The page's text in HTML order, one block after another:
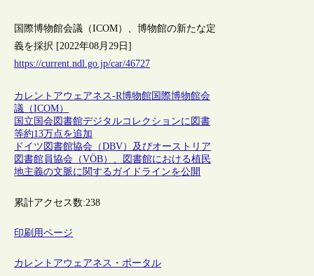
国際博物館会議（ICOM）、博物館の新たな定
義を採択 [2022年08月29日]
https://current.ndl.go.jp/car/46727
カレントアウェアネス-R博物館国際博物館会
議（ICOM）
国立国会図書館デジタルコレクションに図書
等約13万点を追加
ドイツ図書館協会（DBV）及びオーストリア
図書館員協会（VÖB）、図書館における植民
地主義の文脈に関するガイドラインを公開
累計アクセス数:238
印刷用ページ
カレントアウェアネス・ポータル